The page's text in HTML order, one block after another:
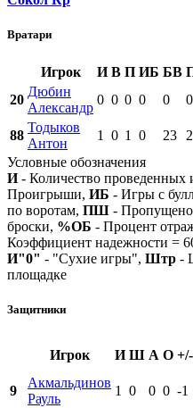
Вратари
Игрок И В П ИБ БВ
20
Дюбин
Александр
0 0 0 0 0 0
88
Тодыков
Антон
1 0 1 0 23 2
Условные обозначения
И- Количество проведенных
Проигрыши, ИБ - Игры с
по воротам, ПШ -
броски, %ОБ - Процент
Коэффициент надежности
И"0" - "Сухие игры", Штр -
площадке
Защитники
Игрок И Ш А О +/-
9
Акмальдинов
Рауль
1 0 0 0 -1